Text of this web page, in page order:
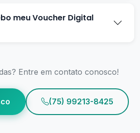
meu Voucher Digital
Entre em contato conosco!
(75) 99213-8425